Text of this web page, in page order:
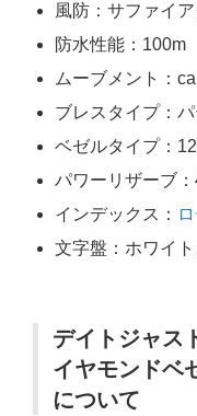
風防：サファイ
防水性能：100m
ムーブメント：
ブレスタイプ：
ベゼルタイプ：
パワーリザーブ
インデックス：
文字盤：ホワイ
デイトジャス
イヤモンドベ
について